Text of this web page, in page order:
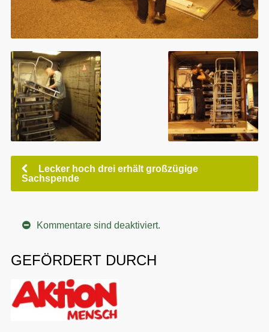
Lecker hoch drei erhält großzügige
Sachspende
Kommentare sind deaktiviert.
GEFÖRDERT DURCH